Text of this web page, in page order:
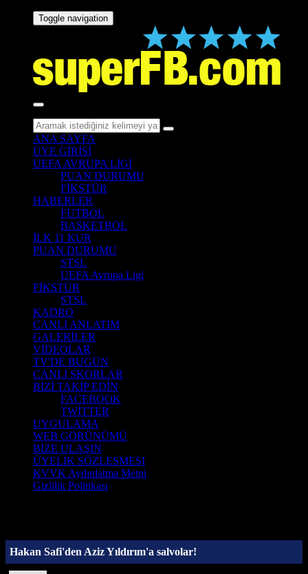
Toggle navigation
ANA SAYFA
ÜYE GİRİŞİ
UEFA AVRUPA LİGİ
PUAN DURUMU
FİKSTÜR
HABERLER
FUTBOL
BASKETBOL
İLK 11 KUR
PUAN DURUMU
STSL
UEFA Avrupa Ligi
FİKSTÜR
STSL
KADRO
CANLI ANLATIM
GALERİLER
VİDEOLAR
TV'DE BUGÜN
CANLI SKORLAR
BİZİ TAKİP EDİN
FACEBOOK
TWİTTER
UYGULAMA
WEB GÖRÜNÜMÜ
BİZE ULAŞIN
ÜYELIK SÖZLESMESI
KVVK Aydınlatma Metni
Gizlilik Politikası
Hakan Safi'den Aziz Yıldırım'a salvolar!